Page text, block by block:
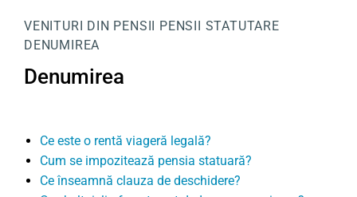
VENITURI DIN PENSII PENSII STATUTARE
DENUMIREA
Denumirea
Ce este o rentă viageră legală?
Cum se impozitează pensia statuară?
Ce înseamnă clauza de deschidere?